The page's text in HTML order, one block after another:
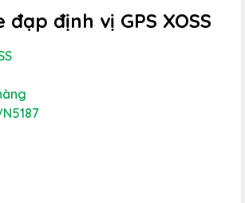
định vị GPS XOSS